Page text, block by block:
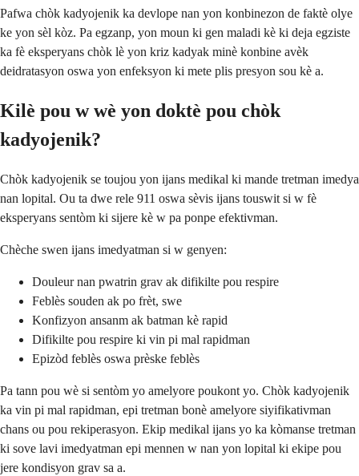
Pafwa chòk kadyojenik ka devlope nan yon konbinezon de faktè olye
ke yon sèl kòz. Pa egzanp, yon moun ki gen maladi kè ki deja egziste
ka fè eksperyans chòk lè yon kriz kadyak minè konbine avèk
deidratasyon oswa yon enfeksyon ki mete plis presyon sou kè a.
Kilè pou w wè yon doktè pou chòk
kadyojenik?
Chòk kadyojenik se toujou yon ijans medikal ki mande tretman imedya
nan lopital. Ou ta dwe rele 911 oswa sèvis ijans touswit si w fè
eksperyans sentòm ki sijere kè w pa ponpe efektivman.
Chèche swen ijans imedyatman si w genyen:
Douleur nan pwatrin grav ak difikilte pou respire
Feblès souden ak po frèt, swe
Konfizyon ansanm ak batman kè rapid
Difikilte pou respire ki vin pi mal rapidman
Epizòd feblès oswa prèske feblès
Pa tann pou wè si sentòm yo amelyore poukont yo. Chòk kadyojenik
ka vin pi mal rapidman, epi tretman bonè amelyore siyifikativman
chans ou pou rekiperasyon. Ekip medikal ijans yo ka kòmanse tretman
ki sove lavi imedyatman epi mennen w nan yon lopital ki ekipe pou
jere kondisyon grav sa a.